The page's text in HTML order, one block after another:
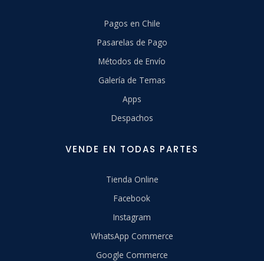
Pagos en Chile
Pasarelas de Pago
Métodos de Envío
Galería de Temas
Apps
Despachos
VENDE EN TODAS PARTES
Tienda Online
Facebook
Instagram
WhatsApp Commerce
Google Commerce